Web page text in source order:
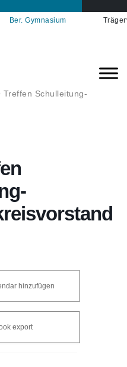
Ber. Gymnasium
Treffen Schulleitung-
hinzufügen
export